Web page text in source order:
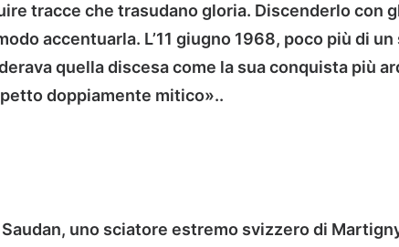
tracce che trasudano gloria. Discenderlo con
accentuarla. L’11 giugno 1968, poco più di
quella discesa come la sua conquista più
doppiamente mitico»..
uno sciatore estremo svizzero di